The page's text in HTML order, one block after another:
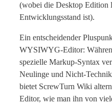
(wobei die Desktop Edition
Entwicklungsstand ist).
Ein entscheidender
WYSIWYG-Editor:
spezielle Markup-Syntax
Neulinge und Nicht-
bietet ScrewTurn Wiki
Editor, wie man ihn von